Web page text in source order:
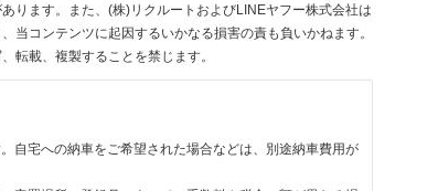
ります。また、(株)リクルートおよびLINEヤフー株式会社は
当コンテンツに起因するいかなる損害の責も負いかねます。
転載、複製することを禁じます。
自宅への納車をご希望された場合などは、別途納車費用が